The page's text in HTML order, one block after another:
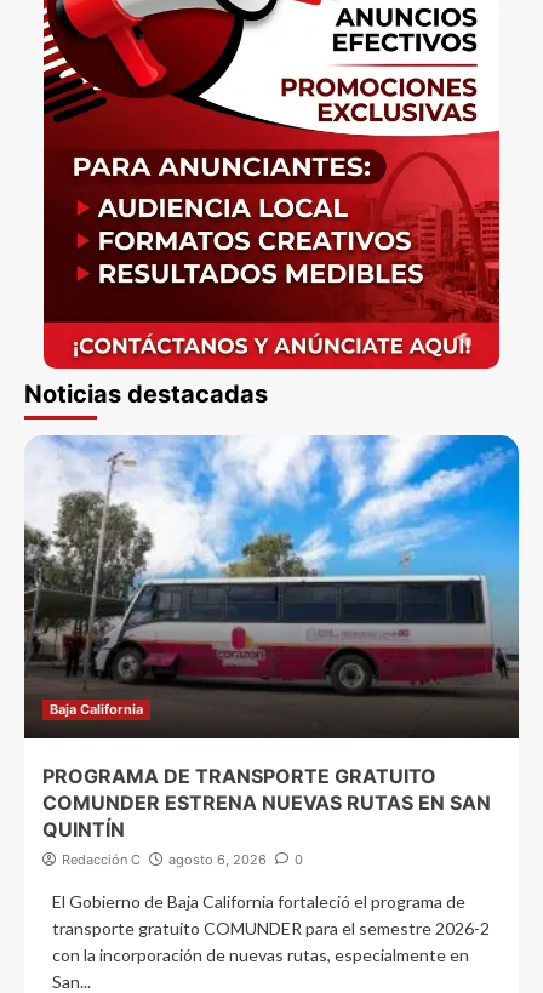
Noticias destacadas
Baja California
PROGRAMA DE TRANSPORTE GRATUITO
COMUNDER ESTRENA NUEVAS RUTAS EN SAN
QUINTÍN
Redacción C agosto 6, 2026 0
El Gobierno de Baja California fortaleció el programa de
transporte gratuito COMUNDER para el semestre 2026-2
con la incorporación de nuevas rutas, especialmente en
San...